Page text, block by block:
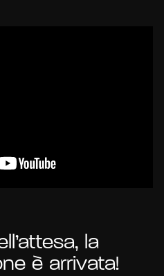
la
è arrivata!